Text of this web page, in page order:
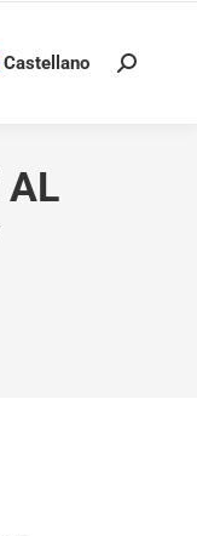
Castellano Buscar:
AL